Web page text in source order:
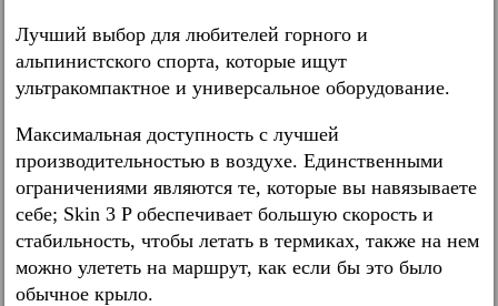
Лучший выбор для любителей горного и
альпинистского спорта, которые ищут
ультракомпактное и универсальное оборудование.
Максимальная доступность с лучшей
производительностью в воздухе. Единственными
ограничениями являются те, которые вы навязываете
себе; Skin 3 P обеспечивает большую скорость и
стабильность, чтобы летать в термиках, также на нем
можно улететь на маршрут, как если бы это было
обычное крыло.